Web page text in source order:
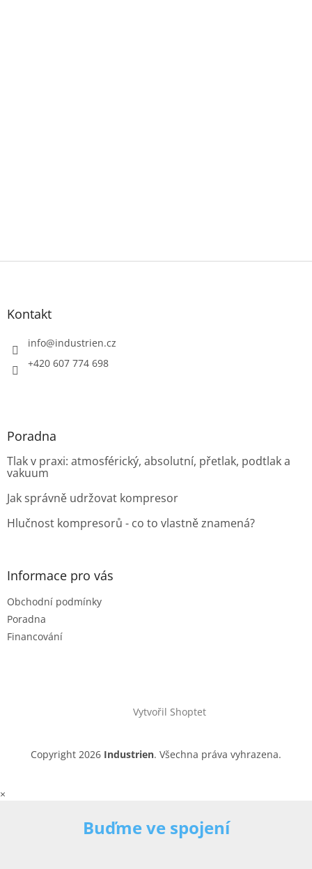
Z
Kontakt
info@industrien.cz
+420 607 774 698
Poradna
Tlak v praxi: atmosférický, absolutní, přetlak, podtlak a
vakuum
Jak správně udržovat kompresor
Hlučnost kompresorů - co to vlastně znamená?
Informace pro vás
Obchodní podmínky
Poradna
Financování
Vytvořil Shoptet
Copyright 2026 Industrien. Všechna práva vyhrazena.
×
Buďme ve spojení